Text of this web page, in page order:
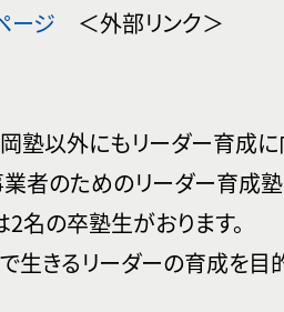
ージ ＜外部リンク＞
塾以外にもリーダー育成に
者のためのリーダー育成塾
名の卒塾生がおります。
生きるリーダーの育成を目